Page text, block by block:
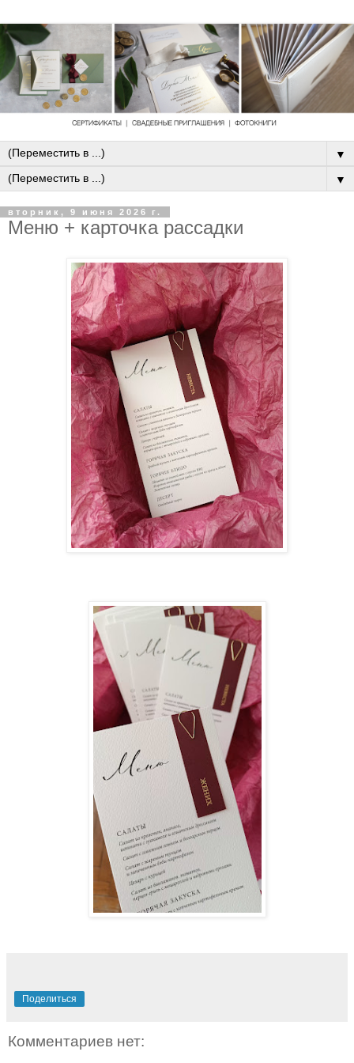
▼
▼
вторник, 9 июня 2026 г.
Меню + карточка рассадки
Поделиться
Комментариев нет: